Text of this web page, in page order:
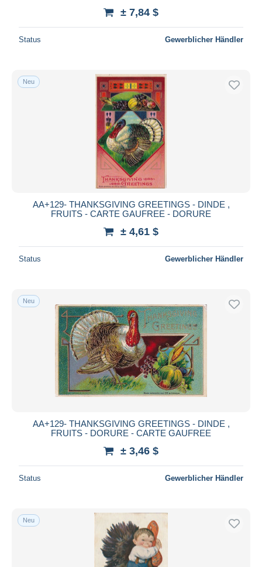
± 7,84 $
Status Gewerblicher Händler
Neu
AA+129- THANKSGIVING GREETINGS - DINDE ,
FRUITS - CARTE GAUFREE - DORURE
± 4,61 $
Status Gewerblicher Händler
Neu
AA+129- THANKSGIVING GREETINGS - DINDE ,
FRUITS - DORURE - CARTE GAUFREE
± 3,46 $
Status Gewerblicher Händler
Neu